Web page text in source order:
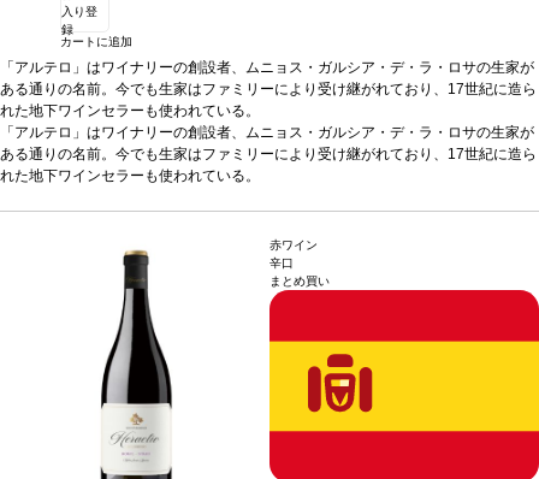
入り登
録
カートに追加
「アルテロ」はワイナリーの創設者、ムニョス・ガルシア・デ・ラ・ロサの生家が
ある通りの名前。今でも生家はファミリーにより受け継がれており、17世紀に造ら
れた地下ワインセラーも使われている。
テイスティングノート力強く、複雑なアロマは熟した果実味を含み、トーストした
アロマや、胡椒とバルサミコ酢の香りを感じる。 まろやかで、あたたかく、とても
きれいなバランスの風味に、長い余韻の後味を示す。
格が同様の場合は自動的に次のヴィンテージに変更されます、ご了承ください。
「アルテロ」はワイナリーの創設者、ムニョス・ガルシア・デ・ラ・ロサの生家が
ある通りの名前。今でも生家はファミリーにより受け継がれており、17世紀に造ら
れた地下ワインセラーも使われている。
きれいなバランスの風味に、長い余韻の後味を示す。
した肉、豆類、ミディアムから香りの強いチーズなどと好相性。
ー 55%、テンプラニーリョ 45%
*本ヴィンテージが在庫切れの場合、在庫があり価
格が同様の場合は自動的に次のヴィンテージに変更されます、ご了承ください。
赤ワイン
辛口
まとめ買い